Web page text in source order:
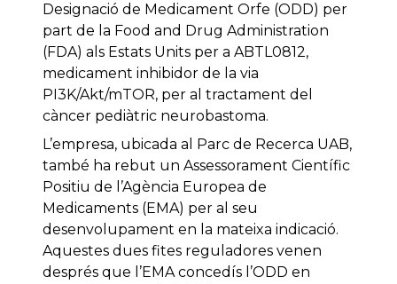
Designació de Medicament Orfe (ODD) per
part de la Food and Drug Administration
(FDA) als Estats Units per a ABTL0812,
medicament inhibidor de la via
PI3K/Akt/mTOR, per al tractament del
càncer pediàtric neurobastoma.
L’empresa, ubicada al Parc de Recerca UAB,
també ha rebut un Assessorament Científic
Positiu de l’Agència Europea de
Medicaments (EMA) per al seu
desenvolupament en la mateixa indicació.
Aquestes dues fites reguladores venen
després que l’EMA concedís l’ODD en